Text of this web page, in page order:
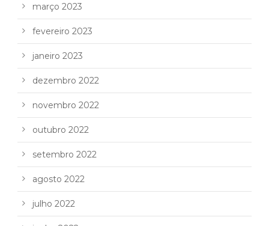
março 2023
fevereiro 2023
janeiro 2023
dezembro 2022
novembro 2022
outubro 2022
setembro 2022
agosto 2022
julho 2022